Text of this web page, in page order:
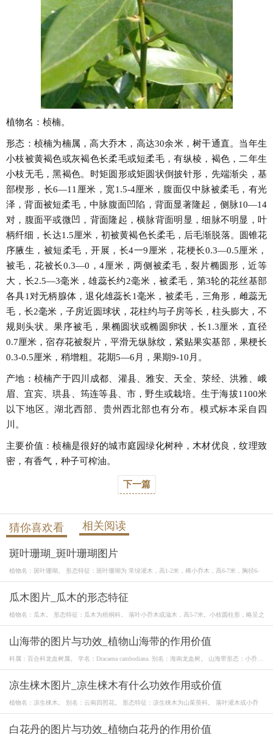
植物名：桢楠。
形态：桢楠为楠属，高大乔木，高达30余米，树干通直。当年生
小枝被黄褐色或灰褐色长柔毛或短柔毛，有纵棱，褐色，二年生
小枝无毛，黑褐色。时矩圆形或矩圆状倒披针形，先端渐尖，基
部楔形，长6―11厘米，宽1.5-4厘米，腹面仅中脉被柔毛，有光
泽，背面被短柔毛，中脉腹面凹陷，背面显著隆起，侧脉10―14
对，腹面平或微凹，背面隆起，横脉背面明显，细脉不明显，叶
柄纤细，长达1.5厘米，初被黄褐色长柔毛，后毛渐脱落。圆锥花
序腋生，被短柔毛，开展，长4一9厘米，花梗长0.3—0.5厘米，
被毛，花被长0.3—0，4厘米，两侧被柔毛，裂片椭圆形，近等
大，长2.5—3毫米，雄蕊长约2毫米，被柔毛，第3轮的花丝基部
各具1对无柄腺体，退化雄蕊长1毫米，被柔毛，三角形，雌蕊无
毛，长2毫米，子房近圆球状，花柱约与子房等长，柱头膨大，不
规则头状。果序被毛，果椭圆状或椭圆卵状，长1.3厘米，直径
0.7厘米，宿存花被裂片，平滑无纵脉纹，紧贴果实基部，果梗长
0.3-0.5厘米，稍增粗。花期5―6月，果期9-10月。
产地：桢楠产于四川成都、灌县、雅安、天全、荥经、洪雅、峨
眉、宜宾、珙县、筠连等县、市，野生或栽培。生于海拔1100米
以下地区。湖北西部、贵州西北部也有分布。模式标本采自四
川。
主要价值：桢楠是很好的城市庭园绿化树种，木材优良，纹理致
密，有香气，种子可榨油。
下一篇
猜你喜欢看 相关阅读
斑叶珊瑚_斑叶珊瑚图片
植物名：斑叶珊瑚。 形态特征：斑叶珊瑚为 常绿灌木，高1-2米，稀小乔木，高6-7米，胸径6-
瓜木图片_瓜木的形态特征
植物名：瓜木。 形态特征：瓜木为梧桐科。 落叶小乔木或滋木，高5-7米。小枝圆柱形，略呈之
山海带的图片与功效_植物山海带的作用价值
科属：百合科龙血树属。 学名：Dracaena cambodiana. 别名：海南龙血树。 山海带形态：小乔
凉生梾木图片_凉生梾木有什么功效作用或价值
植物名：凉生梾木。 别名：云南四照花。 形态特征：凉生梾木为山茱萸科。 落叶灌木或小乔
白花丹的图片与功效_植物白花丹的作用价值